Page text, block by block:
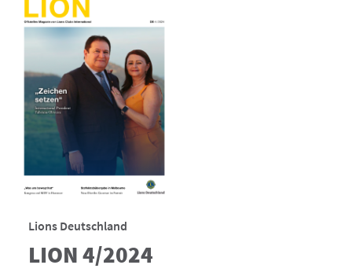
Lions Deutschland
LION 4/2024